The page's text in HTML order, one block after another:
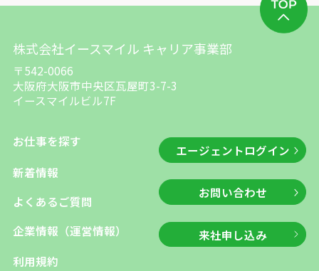
株式会社イースマイル キャリア事業部
〒542-0066
大阪府大阪市中央区瓦屋町3-7-3
イースマイルビル7F
お仕事を探す
新着情報
よくあるご質問
企業情報（運営情報）
利用規約
エージェントログイン
お問い合わせ
来社申し込み